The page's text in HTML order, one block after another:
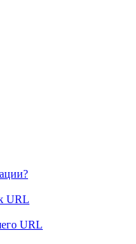
URL
URL